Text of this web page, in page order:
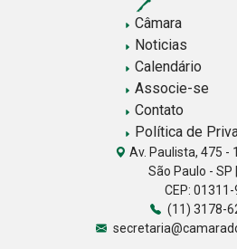
Câmara
Noticias
Calendário
Associe-se
Contato
Política de
Av. Paulista, 475 -
São Paulo - SP
CEP:
(11) 3178-